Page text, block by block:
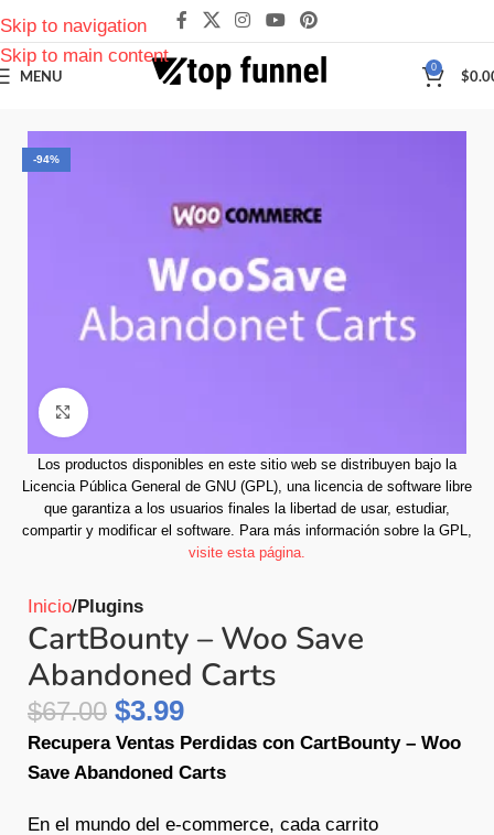
Skip to navigation
Skip to main content
MENU 0 $
-94%
Click to enlarge
Los productos disponibles en este sitio web se distribuyen bajo la
Licencia Pública General de GNU (GPL), una licencia de software libre
que garantiza a los usuarios finales la libertad de usar, estudiar,
compartir y modificar el software. Para más información sobre la GPL,
visite esta página.
Inicio Plugins
CartBounty – Woo Save
Abandoned Carts
$67.00 $3.99
Recupera Ventas Perdidas con CartBounty – Woo
Save Abandoned Carts
En el mundo del e-commerce, cada carrito